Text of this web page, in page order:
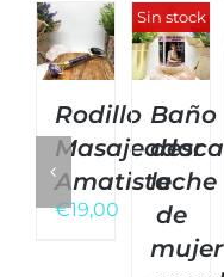
Rodillo
Masajeador
Amatista
€19,00
Sin stock
Baño
leche
de
mujer